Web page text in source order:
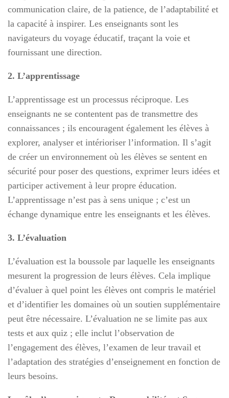
communication claire, de la patience, de l’adaptabilité et
la capacité à inspirer. Les enseignants sont les
navigateurs du voyage éducatif, traçant la voie et
fournissant une direction.
2. L’apprentissage
L’apprentissage est un processus réciproque. Les
enseignants ne se contentent pas de transmettre des
connaissances ; ils encouragent également les élèves à
explorer, analyser et intérioriser l’information. Il s’agit
de créer un environnement où les élèves se sentent en
sécurité pour poser des questions, exprimer leurs idées et
participer activement à leur propre éducation.
L’apprentissage n’est pas à sens unique ; c’est un
échange dynamique entre les enseignants et les élèves.
3. L’évaluation
L’évaluation est la boussole par laquelle les enseignants
mesurent la progression de leurs élèves. Cela implique
d’évaluer à quel point les élèves ont compris le matériel
et d’identifier les domaines où un soutien supplémentaire
peut être nécessaire. L’évaluation ne se limite pas aux
tests et aux quiz ; elle inclut l’observation de
l’engagement des élèves, l’examen de leur travail et
l’adaptation des stratégies d’enseignement en fonction de
leurs besoins.